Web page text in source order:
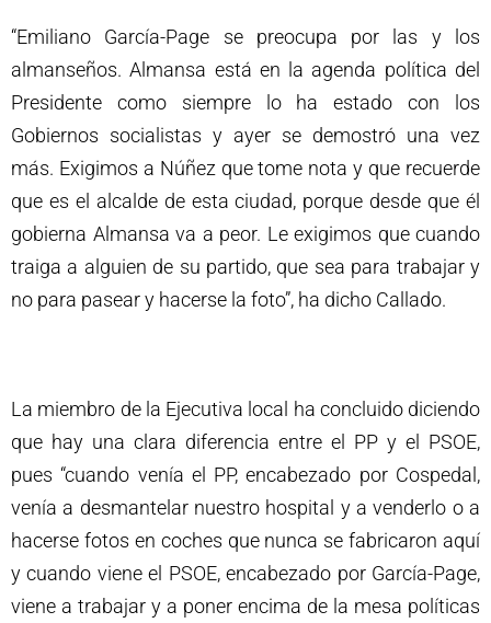
“Emiliano García-Page se preocupa por las y los
almanseños. Almansa está en la agenda política del
Presidente como siempre lo ha estado con los
Gobiernos socialistas y ayer se demostró una vez
más. Exigimos a Núñez que tome nota y que recuerde
que es el alcalde de esta ciudad, porque desde que él
gobierna Almansa va a peor. Le exigimos que cuando
traiga a alguien de su partido, que sea para trabajar y
no para pasear y hacerse la foto”, ha dicho Callado.
La miembro de la Ejecutiva local ha concluido diciendo
que hay una clara diferencia entre el PP y el PSOE,
pues “cuando venía el PP, encabezado por Cospedal,
venía a desmantelar nuestro hospital y a venderlo o a
hacerse fotos en coches que nunca se fabricaron aquí
y cuando viene el PSOE, encabezado por García-Page,
viene a trabajar y a poner encima de la mesa políticas